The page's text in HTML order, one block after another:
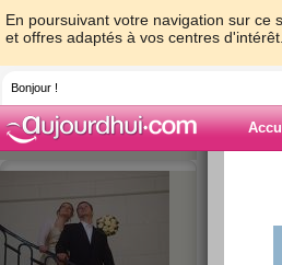
En poursuivant votre navigation sur ce
et offres adaptés à vos centres d'intérêt.
Bonjour !